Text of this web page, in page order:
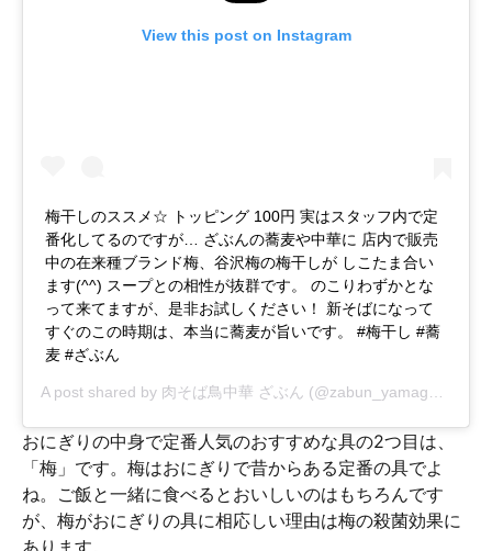
View this post on Instagram
梅干しのススメ☆ トッピング 100円 実はスタッフ内で定
番化してるのですが… ざぶんの蕎麦や中華に 店内で販売
中の在来種ブランド梅、谷沢梅の梅干しが しこたま合い
ます(^^) スープとの相性が抜群です。 のこりわずかとな
って来てますが、是非お試しください！ 新そばになって
すぐのこの時期は、本当に蕎麦が旨いです。 #梅干し #蕎
麦 #ざぶん
A post shared by 肉そば鳥中華 ざぶん (@zabun_yamagata) on
おにぎりの中身で定番人気のおすすめな具の2つ目は、
「梅」です。梅はおにぎりで昔からある定番の具でよ
ね。ご飯と一緒に食べるとおいしいのはもちろんです
が、梅がおにぎりの具に相応しい理由は梅の殺菌効果に